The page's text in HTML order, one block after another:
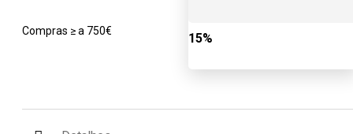
Compras ≥ a 750€ 15%